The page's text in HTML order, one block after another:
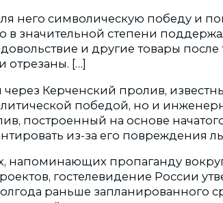
него символическую победу и
в значительной степени
и другие товары
отрезаны. […]
Керченcкий пролив,
победой, но и
построенный на основе
из-за его повреждения
напоминающих пропаганду
гостелевидение России
раньше запланированного